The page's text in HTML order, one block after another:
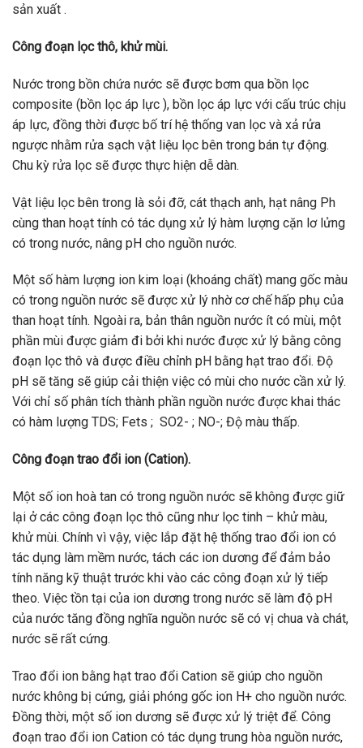
sản xuất .
Công đoạn lọc thô, khử mùi.
Nước trong bồn chứa nước sẽ được bơm qua bồn lọc
composite (bồn lọc áp lực ), bồn lọc áp lực với cấu trúc chịu
áp lực, đồng thời được bố trí hệ thống van lọc và xả rửa
ngược nhằm rửa sạch vật liệu lọc bên trong bán tự động.
Chu kỳ rửa lọc sẽ được thực hiện dễ dàn.
Vật liệu lọc bên trong là sỏi đỡ, cát thạch anh, hạt nâng Ph
cùng than hoạt tính có tác dụng xử lý hàm lượng cặn lơ lửng
có trong nước, nâng pH cho nguồn nước.
Một số hàm lượng ion kim loại (khoáng chất) mang gốc màu
có trong nguồn nước sẽ được xử lý nhờ cơ chế hấp phụ của
than hoạt tính. Ngoài ra, bản thân nguồn nước ít có mùi, một
phần mùi được giảm đi bởi khi nước được xử lý bằng công
đoạn lọc thô và được điều chỉnh pH bằng hạt trao đổi. Độ
pH sẽ tăng sẽ giúp cải thiện việc có mùi cho nước cần xử lý.
Với chỉ số phân tích thành phần nguồn nước được khai thác
có hàm lượng TDS; Fets ; SO2- ; NO-; Độ màu thấp.
Công đoạn trao đổi ion (Cation).
Một số ion hoà tan có trong nguồn nước sẽ không được giữ
lại ở các công đoạn lọc thô cũng như lọc tinh – khử màu,
khử mùi. Chính vì vậy, việc lắp đặt hệ thống trao đổi ion có
tác dụng làm mềm nước, tách các ion dương để đảm bảo
tính năng kỹ thuật trước khi vào các công đoạn xử lý tiếp
theo. Việc tồn tại của ion dương trong nước sẽ làm độ pH
của nước tăng đồng nghĩa nguồn nước sẽ có vị chua và chát,
nước sẽ rất cứng.
Trao đổi ion bằng hạt trao đổi Cation sẽ giúp cho nguồn
nước không bị cứng, giải phóng gốc ion H+ cho nguồn nước.
Đồng thời, một số ion dương sẽ được xử lý triệt để. Công
đoạn trao đổi ion Cation có tác dụng trung hòa nguồn nước,